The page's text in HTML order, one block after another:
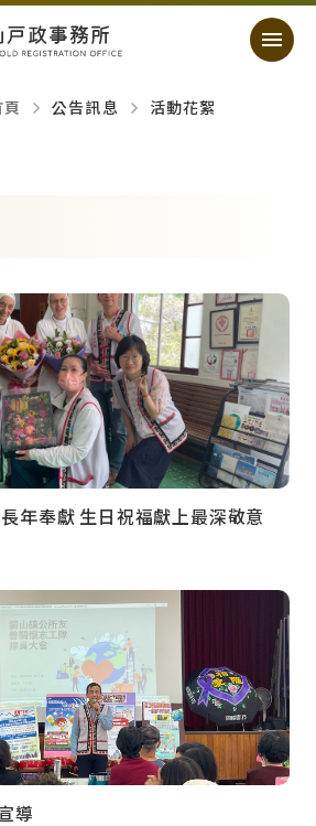
頁 公告訊息 活動花絮
Ctrl+P 快捷鍵
年奉獻 生日祝福獻上最深敬意
導